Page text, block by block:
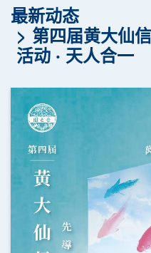
最新动态
第四届黄大仙
活动 ‧ 天人合一